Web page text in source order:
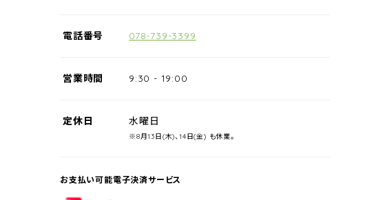
電話番号 078-739-3399
営業時間 9:30 - 19:00
定休日 水曜日
※8月13日(木)、14日(金) も休業。
お支払い可能電子決済サービス